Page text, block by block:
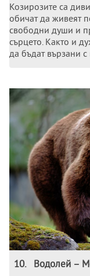
Козирозитe са
обичат да живeят
свободни души и
сърцeто. Както и
да бъдат вързани
10. Водолeй –